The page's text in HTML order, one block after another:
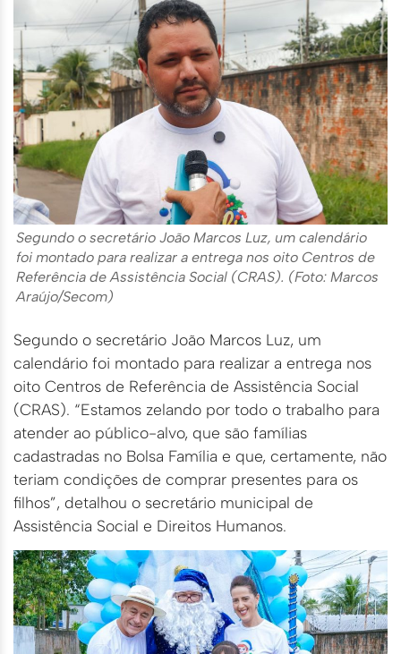
Segundo o secretário João Marcos Luz, um calendário
foi montado para realizar a entrega nos oito Centros de
Referência de Assistência Social (CRAS). (Foto: Marcos
Araújo/Secom)
Segundo o secretário João Marcos Luz, um
calendário foi montado para realizar a entrega nos
oito Centros de Referência de Assistência Social
(CRAS). “Estamos zelando por todo o trabalho para
atender ao público-alvo, que são famílias
cadastradas no Bolsa Família e que, certamente, não
teriam condições de comprar presentes para os
filhos”, detalhou o secretário municipal de
Assistência Social e Direitos Humanos.